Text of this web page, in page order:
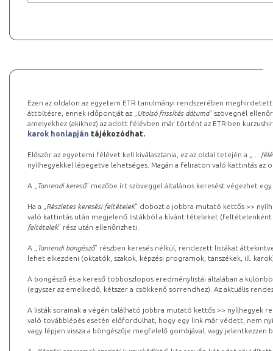
Ezen az oldalon az egyetem ETR tanulmányi rendszerében
áttöltésre, ennek időpontját az „ Utolsó frissítés dátuma” szövegnél
amelyekhez (akikhez) az adott félévben már történt az ETR-ben
karok honlapján tájékozódhat.
Először az egyetemi félévet kell kiválasztania, ez az oldal tetején a „
…
nyílhegyekkel lépegetve lehetséges. Magán a feliraton való kattintás az
A „ Tanrendi kereső” mezőbe írt szöveggel általános keresést végezhet
Ha a „ Részletes keresési feltételek” dobozt a jobbra mutató kettős >>
való kattintás után megjelenő listákból a kívánt tételeket (feltételenként
feltételek” rész után ellenőrizheti.
A „ Tanrendi böngésző” részben keresés nélkül, rendezett listákat
lehet elkezdeni (oktatók, szakok, képzési programok, tanszékek, ill.
A böngésző és a kereső többoszlopos eredménylistái általában a
(egyszer az emelkedő, kétszer a csökkenő sorrendhez). Az aktuális
A listák sorainak a végén található jobbra mutató kettős >> nyílhegyek
való továbblépés esetén előfordulhat, hogy egy link már védett, nem
vagy lépjen vissza a böngészője megfelelő gombjával, vagy